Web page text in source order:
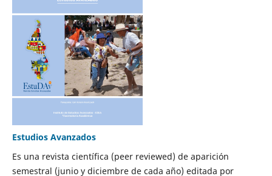
Estudios Avanzados
Es una revista científica (peer reviewed) de aparición
semestral (junio y diciembre de cada año) editada por